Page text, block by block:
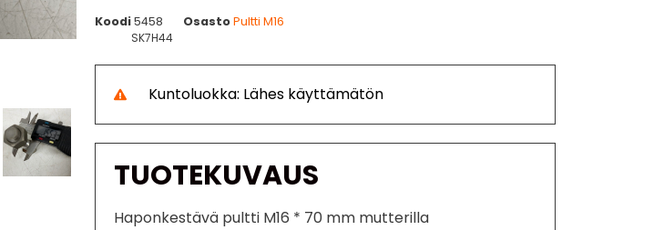
Koodi5458 Osasto Pultti M16
SK7H44
Kuntoluokka: Lähes käyttämätön
TUOTEKUVAUS
Haponkestävä pultti M16 * 70 mm mutterilla